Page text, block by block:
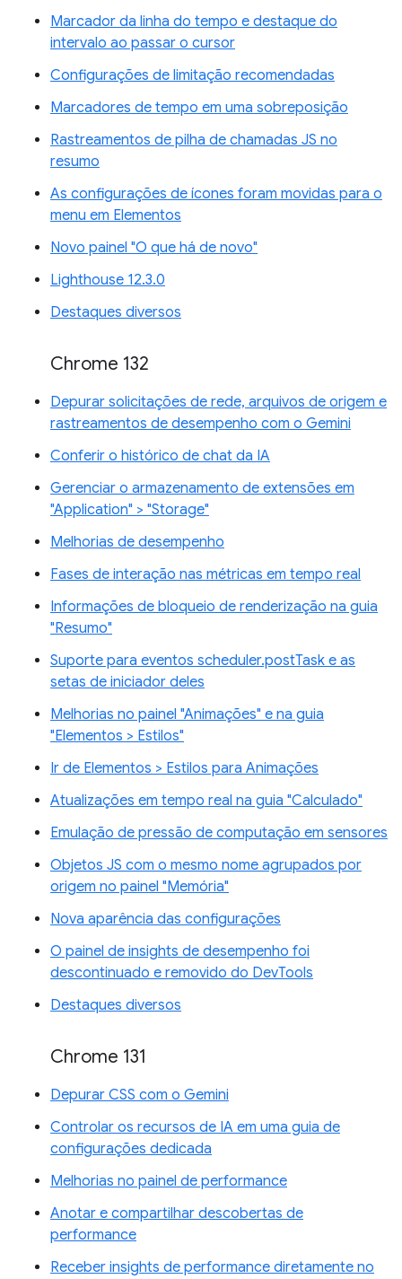
Marcador da linha do tempo e destaque do
intervalo ao passar o cursor
Configurações de limitação recomendadas
Marcadores de tempo em uma sobreposição
Rastreamentos de pilha de chamadas JS no
resumo
As configurações de ícones foram movidas para o
menu em Elementos
Novo painel "O que há de novo"
Lighthouse 12.3.0
Destaques diversos
Chrome 132
Depurar solicitações de rede, arquivos de origem e
rastreamentos de desempenho com o Gemini
Conferir o histórico de chat da IA
Gerenciar o armazenamento de extensões em
"Application" > "Storage"
Melhorias de desempenho
Fases de interação nas métricas em tempo real
Informações de bloqueio de renderização na guia
"Resumo"
Suporte para eventos scheduler.postTask e as
setas de iniciador deles
Melhorias no painel "Animações" e na guia
"Elementos > Estilos"
Ir de Elementos > Estilos para Animações
Atualizações em tempo real na guia "Calculado"
Emulação de pressão de computação em sensores
Objetos JS com o mesmo nome agrupados por
origem no painel "Memória"
Nova aparência das configurações
O painel de insights de desempenho foi
descontinuado e removido do DevTools
Destaques diversos
Chrome 131
Depurar CSS com o Gemini
Controlar os recursos de IA em uma guia de
configurações dedicada
Melhorias no painel de performance
Anotar e compartilhar descobertas de
performance
Receber insights de performance diretamente no